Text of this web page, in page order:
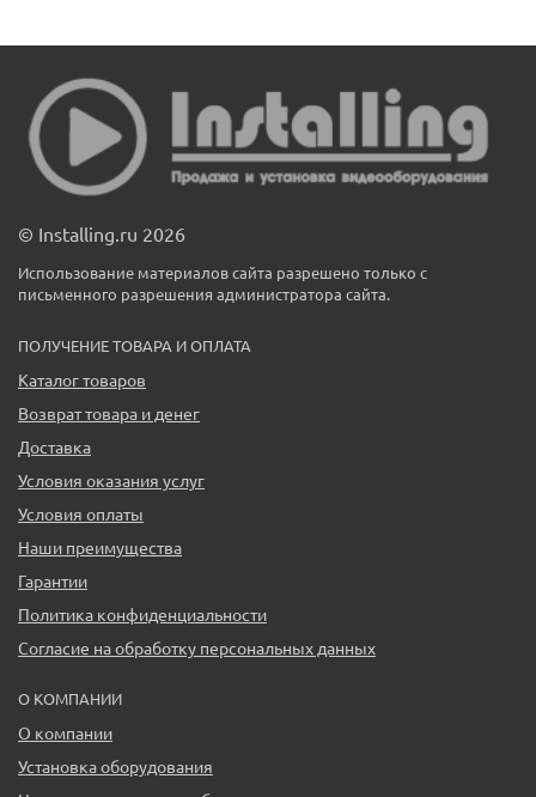
© Installing.ru 2026
Использование материалов сайта разрешено только с
письменного разрешения администратора сайта.
ПОЛУЧЕНИЕ ТОВАРА И ОПЛАТА
Каталог товаров
Возврат товара и денег
Доставка
Условия оказания услуг
Условия оплаты
Наши преимущества
Гарантии
Политика конфиденциальности
Согласие на обработку персональных данных
О КОМПАНИИ
О компании
Установка оборудования